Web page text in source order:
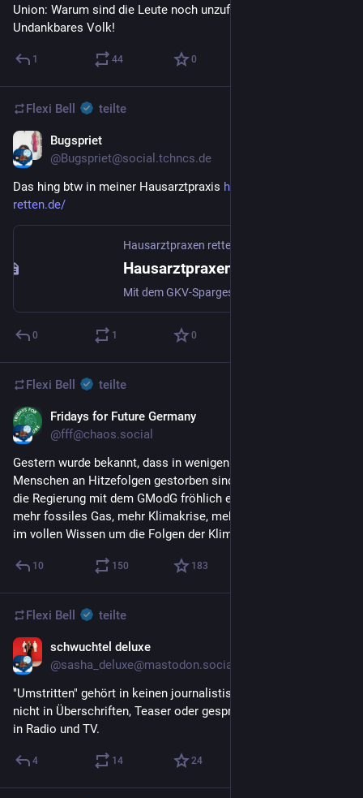
Union: Warum sind die Leute noch unzufriedener?
Undankbares Volk!
1 44 0
Flexi Bell teilte
Bugspriet
@Bugspriet@social.tchncs.de
Das hing btw in meiner Hausarztpraxis hausarztpraxen-
retten.de/
Hausarztpraxen retten!
0 1 0
Flexi Bell teilte
Fridays for Future Germany
@fff@chaos.social
Gestern wurde bekannt, dass in wenigen Tagen über 5000
Menschen an Hitzefolgen gestorben sind. Heute beschließt
die Regierung mit dem GModG fröhlich ein neues Gesetz für
mehr fossiles Gas, mehr Klimakrise, mehr HItzetote – und das
im vollen Wissen um die Folgen der Klimakrise.
10 150 183
Flexi Bell teilte
schwuchtel deluxe
@sasha_deluxe@mastodon.social
"Umstritten" gehört in keinen journalistischen Text. Nein auch
nicht in Überschriften, Teaser oder gesprochene Schlagzeilen
in Radio und TV.
4 14 24